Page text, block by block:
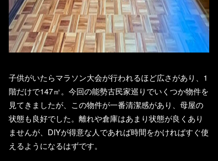
子供がいたらマラソン大会が行われるほど広さがあり、1
階だけで147㎡。今回の能勢古民家巡りでいくつか物件を
見てきましたが、この物件が一番清潔感があり、母屋の
状態も良好でした。離れや倉庫はあまり状態が良くあり
ませんが、DIYが得意な人であれば時間をかければすぐ使
えるようになるはずです。